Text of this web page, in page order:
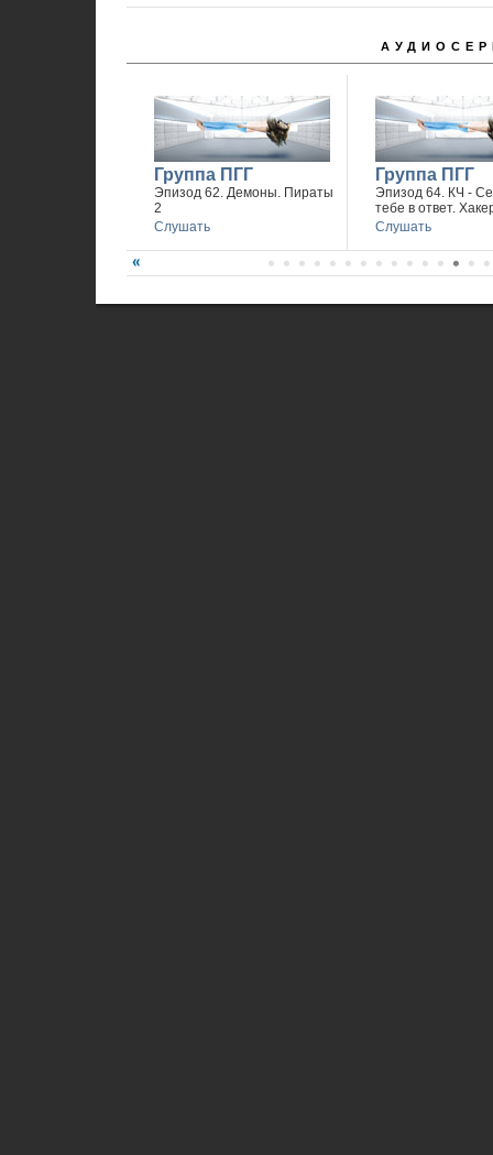
Группа ПГГ
Эпизод 62. Демоны. Пираты
2
Слушать
Группа ПГГ
Эпизод 64. КЧ -
тебе в ответ.
Слушать